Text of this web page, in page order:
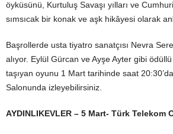
öyküsünü, Kurtuluş Savaşı yılları ve
sımsıcak bir konak ve aşk hikâyesi olarak
Başrollerde usta tiyatro sanatçısı Nevra
alıyor. Eylül Gürcan ve Ayşe Ayter gibi ödüllü
taşıyan oyunu 1 Mart tarihinde saat
Salonunda izleyebilirsiniz.
AYDINLIKEVLER – 5 Mart- Türk Telekom